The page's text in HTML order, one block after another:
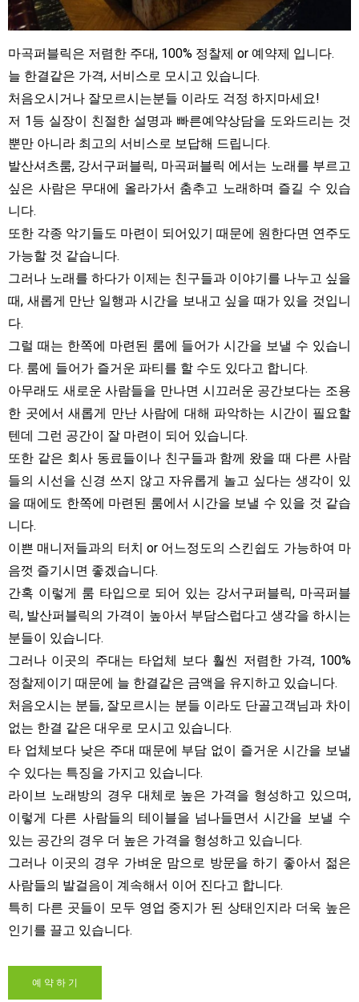
마곡퍼블릭은 저렴한 주대, 100% 정찰제 or 예약제 입니다.
늘 한결같은 가격, 서비스로 모시고 있습니다.
처음오시거나 잘모르시는분들 이라도 걱정 하지마세요!
저 1등 실장이 친절한 설명과 빠른예약상담을 도와드리는 것
뿐만 아니라 최고의 서비스로 보답해 드립니다.
발산셔츠룸, 강서구퍼블릭, 마곡퍼블릭 에서는 노래를 부르고
싶은 사람은 무대에 올라가서 춤추고 노래하며 즐길 수 있습
니다.
또한 각종 악기들도 마련이 되어있기 때문에 원한다면 연주도
가능할 것 같습니다.
그러나 노래를 하다가 이제는 친구들과 이야기를 나누고 싶을
때, 새롭게 만난 일행과 시간을 보내고 싶을 때가 있을 것입니
다.
그럴 때는 한쪽에 마련된 룸에 들어가 시간을 보낼 수 있습니
다. 룸에 들어가 즐거운 파티를 할 수도 있다고 합니다.
아무래도 새로운 사람들을 만나면 시끄러운 공간보다는 조용
한 곳에서 새롭게 만난 사람에 대해 파악하는 시간이 필요할
텐데 그런 공간이 잘 마련이 되어 있습니다.
또한 같은 회사 동료들이나 친구들과 함께 왔을 때 다른 사람
들의 시선을 신경 쓰지 않고 자유롭게 놀고 싶다는 생각이 있
을 때에도 한쪽에 마련된 룸에서 시간을 보낼 수 있을 것 같습
니다.
이쁜 매니저들과의 터치 or 어느정도의 스킨쉽도 가능하여 마
음껏 즐기시면 좋겠습니다.
간혹 이렇게 룸 타입으로 되어 있는 강서구퍼블릭, 마곡퍼블
릭, 발산퍼블릭의 가격이 높아서 부담스럽다고 생각을 하시는
분들이 있습니다.
그러나 이곳의 주대는 타업체 보다 훨씬 저렴한 가격, 100%
정찰제이기 때문에 늘 한결같은 금액을 유지하고 있습니다.
처음오시는 분들, 잘모르시는 분들 이라도 단골고객님과 차이
없는 한결 같은 대우로 모시고 있습니다.
타 업체보다 낮은 주대 때문에 부담 없이 즐거운 시간을 보낼
수 있다는 특징을 가지고 있습니다.
라이브 노래방의 경우 대체로 높은 가격을 형성하고 있으며,
이렇게 다른 사람들의 테이블을 넘나들면서 시간을 보낼 수
있는 공간의 경우 더 높은 가격을 형성하고 있습니다.
그러나 이곳의 경우 가벼운 맘으로 방문을 하기 좋아서 젊은
사람들의 발걸음이 계속해서 이어 진다고 합니다.
특히 다른 곳들이 모두 영업 중지가 된 상태인지라 더욱 높은
인기를 끌고 있습니다.
예 약 하 기